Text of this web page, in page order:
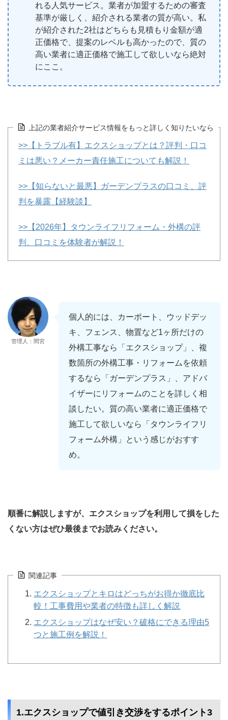
れる人気サービス。業者が加盟するための審査
基準が厳しく、紹介される業者の質が高い。私
が紹介された2社はどちらも見積もり金額が適
正価格で、提案のレベルも高かったので、質の
高い業者に適正価格で施工して欲しいなら絶対
にここ。
上記の業者紹介サービス情報をもっと詳しく知りたいなら
>>【トラブル有】エクスショップとは？評判・口コ
ミは悪い？メーカー責任施工についても解説！
>>【知らないと最悪】ガーデンプラスの口コミ、評
判を暴露【経験談】
>>【2026年】タウンライフリフォーム・外構の評
判、口コミを体験者が解説！
管理人：間宮
個人的には、カーポート、ウッドデッ
キ、フェンス、物置など1ヶ所だけの
外構工事なら「エクスショップ」、複
数箇所の外構工事・リフォームを依頼
するなら「ガーデンプラス」、アドバ
イザーにリフォームのことを詳しく相
談したい。質の高い業者に適正価格で
施工して欲しいなら「タウンライフリ
フォーム外構」という感じがおすす
め。
順番に解説しますが、エクスショップを利用して損をした
くない方はぜひ最後までお読みください。
関連記事
エクスショップとキロはどっちがお得か徹底比
較！工事費用や業者の特徴も詳しく解説
エクスショップはなぜ安い？破格にできる理由5
つと施工例を解説！
1.エクスショップで値引き交渉をするポイント3